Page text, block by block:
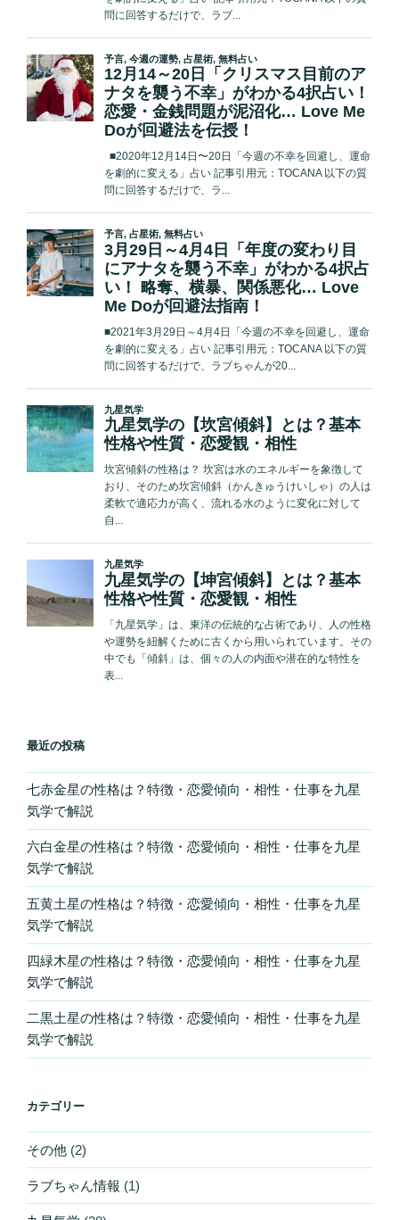
最近の投稿
七赤金星の性格は？特徴・恋愛傾向・相性・仕事を九星
気学で解説
六白金星の性格は？特徴・恋愛傾向・相性・仕事を九星
気学で解説
五黄土星の性格は？特徴・恋愛傾向・相性・仕事を九星
気学で解説
四緑木星の性格は？特徴・恋愛傾向・相性・仕事を九星
気学で解説
二黒土星の性格は？特徴・恋愛傾向・相性・仕事を九星
気学で解説
カテゴリー
その他 (2)
ラブちゃん情報 (1)